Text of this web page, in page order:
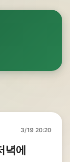
3/19 20:20
녁에